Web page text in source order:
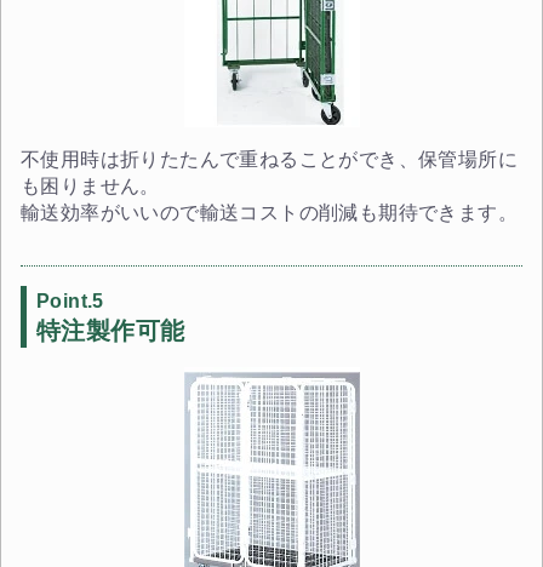
不使用時は折りたたんで重ねることができ、保管場所に
も困りません。
輸送効率がいいので輸送コストの削減も期待できます。
Point.5
特注製作可能